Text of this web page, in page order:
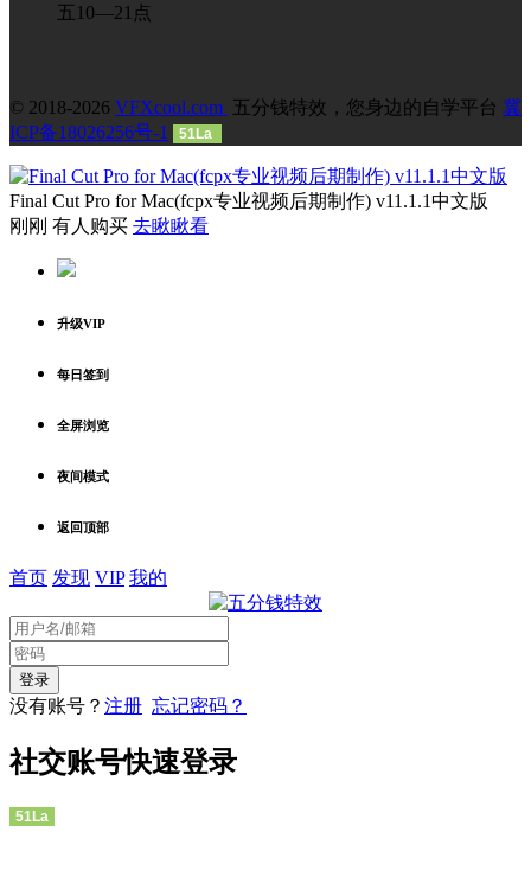
五10—21点
© 2018-2026 VFXcool.com 五分钱特效，您身边的自学平台 冀
ICP备18026256号-1
51La
Final Cut Pro for Mac(fcpx专业视频后期制作) v11.1.1中文版
刚刚 有人购买 去瞅瞅看
升级VIP
每日签到
全屏浏览
夜间模式
返回顶部
首页 发现 VIP 我的
没有账号？ 注册 忘记密码？
社交账号快速登录
51La